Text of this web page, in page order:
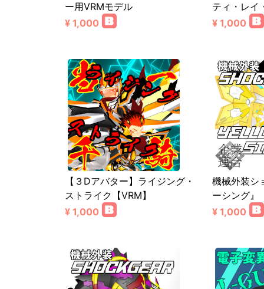
ー用VRMモデル
¥ 1,000
ティ・レイ
¥ 1,000
【３Dアバター】ライジング・
ストライク【VRM】
¥ 1,000
機械外装シ
ーシング』
¥ 1,000